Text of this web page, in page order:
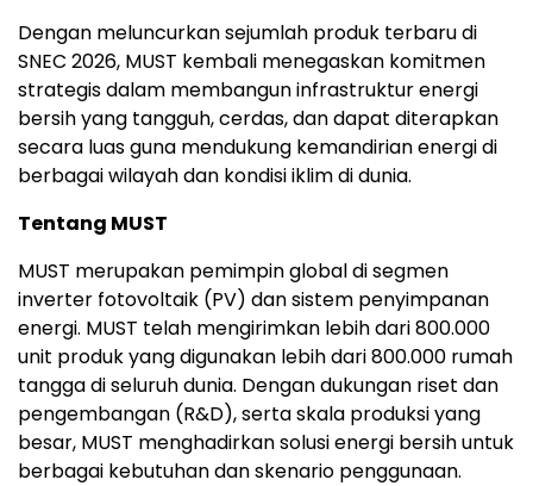
Dengan meluncurkan sejumlah produk terbaru di
SNEC 2026, MUST kembali menegaskan komitmen
strategis dalam membangun infrastruktur energi
bersih yang tangguh, cerdas, dan dapat diterapkan
secara luas guna mendukung kemandirian energi di
berbagai wilayah dan kondisi iklim di dunia.
Tentang MUST
MUST merupakan pemimpin global di segmen
inverter fotovoltaik (PV) dan sistem penyimpanan
energi. MUST telah mengirimkan lebih dari 800.000
unit produk yang digunakan lebih dari 800.000 rumah
tangga di seluruh dunia. Dengan dukungan riset dan
pengembangan (R&D), serta skala produksi yang
besar, MUST menghadirkan solusi energi bersih untuk
berbagai kebutuhan dan skenario penggunaan.